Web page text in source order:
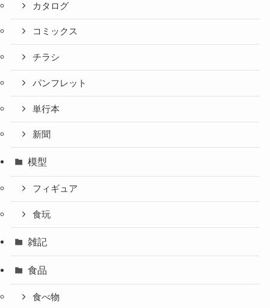
カタログ
コミックス
チラシ
パンフレット
単行本
新聞
模型
フィギュア
食玩
雑記
食品
食べ物